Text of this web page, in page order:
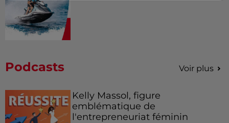
Podcasts Voir plus
Kelly Massol, figure
emblématique de
l'entrepreneuriat féminin